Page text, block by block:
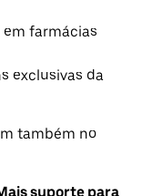
em farmácias
exclusivas da
também no
suporte para